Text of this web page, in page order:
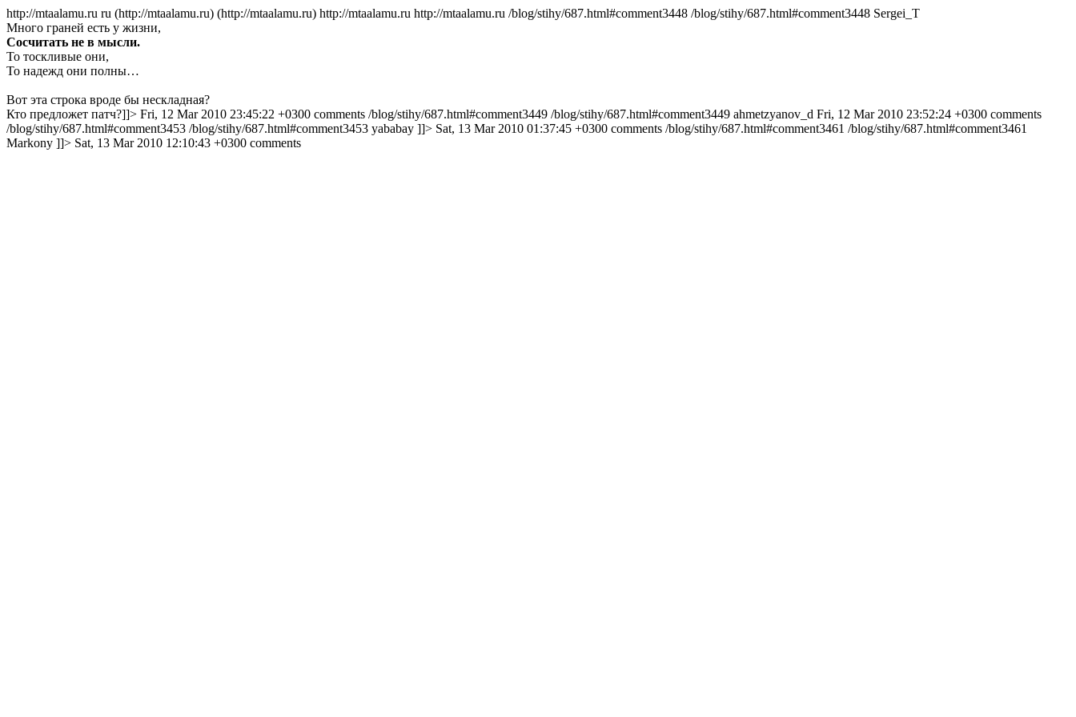
http://mtaalamu.ru ru (http://mtaalamu.ru) (http://mtaalamu.ru) http://mtaalamu.ru http://mtaalamu.ru /blog/stihy/687.html#comment3448 /blog/stihy/687.html#comment3448 Sergei_T
Много граней есть у жизни,
Сосчитать не в мысли.
То тоскливые они,
То надежд они полны…
Вот эта строка вроде бы нескладная?
Кто предложет патч?]]> Fri, 12 Mar 2010 23:45:22 +0300 comments /blog/stihy/687.html#comment3449 /blog/stihy/687.html#comment3449 ahmetzyanov_d Fri, 12 Mar 2010 23:52:24 +0300 comments
/blog/stihy/687.html#comment3453 /blog/stihy/687.html#comment3453 yababay ]]> Sat, 13 Mar 2010 01:37:45 +0300 comments /blog/stihy/687.html#comment3461 /blog/stihy/687.html#comment3461
Markony ]]> Sat, 13 Mar 2010 12:10:43 +0300 comments